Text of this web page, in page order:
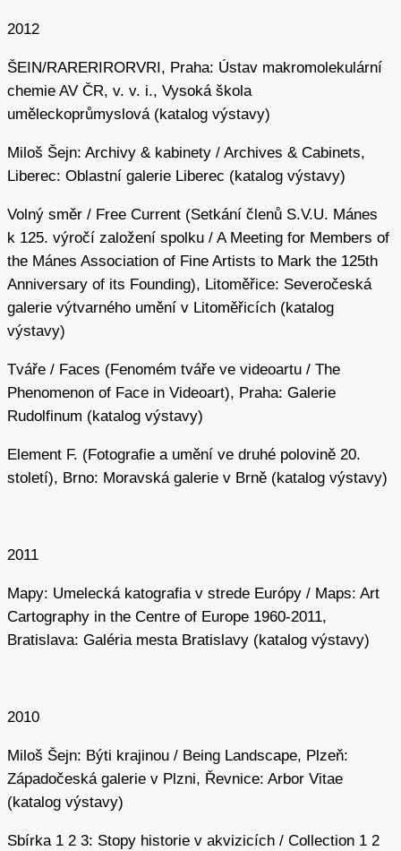
2012
ŠEIN/RARERIRORVRI, Praha: Ústav makromolekulární
chemie AV ČR, v. v. i., Vysoká škola
uměleckoprůmyslová (katalog výstavy)
Miloš Šejn: Archivy & kabinety / Archives & Cabinets,
Liberec: Oblastní galerie Liberec (katalog výstavy)
Volný směr / Free Current (Setkání členů S.V.U. Mánes
k 125. výročí založení spolku / A Meeting for Members of
the Mánes Association of Fine Artists to Mark the 125th
Anniversary of its Founding), Litoměřice: Severočeská
galerie výtvarného umění v Litoměřicích (katalog
výstavy)
Tváře / Faces (Fenomém tváře ve videoartu / The
Phenomenon of Face in Videoart), Praha: Galerie
Rudolfinum (katalog výstavy)
Element F. (Fotografie a umění ve druhé polovině 20.
století), Brno: Moravská galerie v Brně (katalog výstavy)
2011
Mapy: Umelecká katografia v strede Európy / Maps: Art
Cartography in the Centre of Europe 1960-2011,
Bratislava: Galéria mesta Bratislavy (katalog výstavy)
2010
Miloš Šejn: Býti krajinou / Being Landscape, Plzeň:
Západočeská galerie v Plzni, Řevnice: Arbor Vitae
(katalog výstavy)
Sbírka 1 2 3: Stopy historie v akvizicích / Collection 1 2